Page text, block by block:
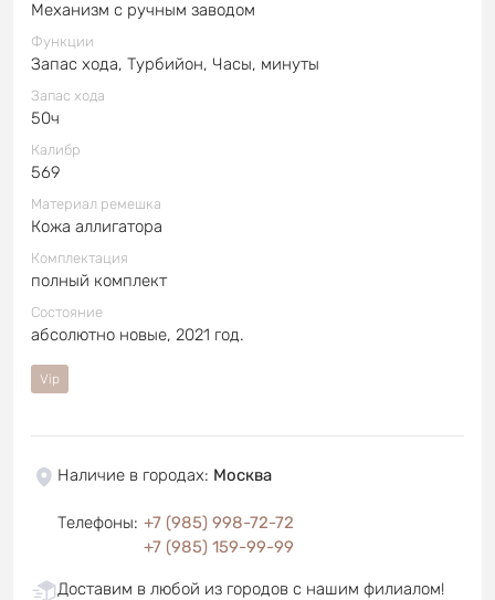
Механизм с ручным заводом
Функции
Запас хода, Турбийон, Часы, минуты
Запас хода
50ч
Калибр
569
Материал ремешка
Кожа аллигатора
Комплектация
полный комплект
Состояние
абсолютно новые, 2021 год.
Vip
Наличие в городах: Москва
Телефоны: +7 (985) 998-72-72
+7 (985) 159-99-99
Доставим в любой из городов с нашим филиалом!